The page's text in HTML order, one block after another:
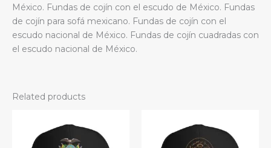
México. Fundas de cojín con el escudo de México. Fundas
de cojín para sofá mexicano. Fundas de cojín con el
escudo nacional de México. Fundas de cojín cuadradas con
el escudo nacional de México.
Related products